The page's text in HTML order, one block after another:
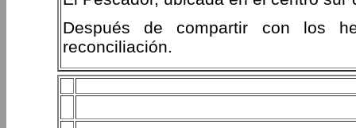
Después de compartir con los
reconciliación.